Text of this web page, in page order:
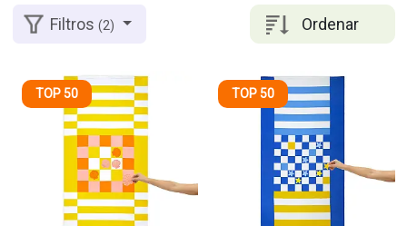
Ordenar
Filtros(2)
TOP 50 TOP 50